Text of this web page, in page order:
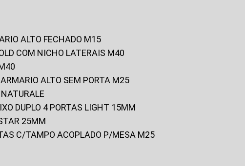
ALTO FECHADO M15
COM NICHO LATERAIS M40
ARMARIO ALTO SEM PORTA M25
NATURALE
DUPLO 4 PORTAS LIGHT 15MM
25MM
C/TAMPO ACOPLADO P/MESA M25